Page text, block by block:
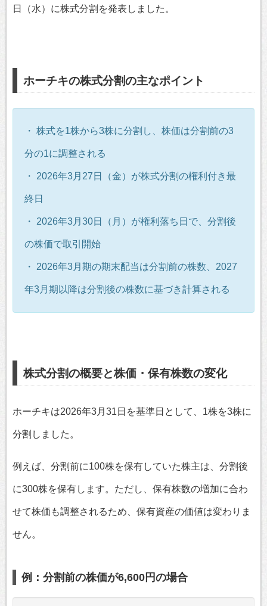
日（水）に株式分割を発表しました。
ホーチキの株式分割の主なポイント
・ 株式を1株から3株に分割し、株価は分割前の3
分の1に調整される
・ 2026年3月27日（金）が株式分割の権利付き最
終日
・ 2026年3月30日（月）が権利落ち日で、分割後
の株価で取引開始
・ 2026年3月期の期末配当は分割前の株数、2027
年3月期以降は分割後の株数に基づき計算される
株式分割の概要と株価・保有株数の変化
ホーチキは2026年3月31日を基準日として、1株を3株に
分割しました。
例えば、分割前に100株を保有していた株主は、分割後
に300株を保有します。ただし、保有株数の増加に合わ
せて株価も調整されるため、保有資産の価値は変わりま
せん。
例：分割前の株価が6,600円の場合